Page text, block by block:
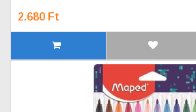
2.680 Ft